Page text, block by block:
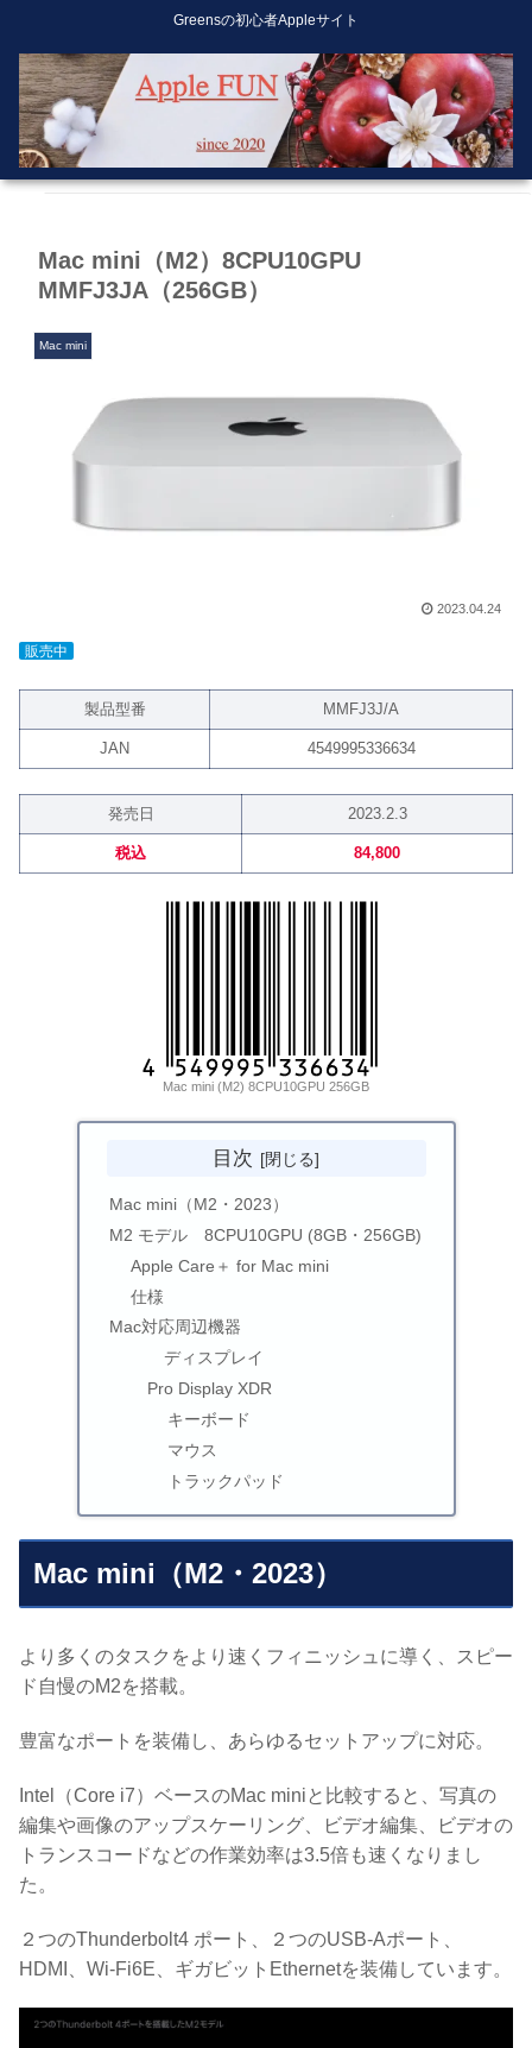
Greensの初心者Appleサイト
Mac mini（M2）8CPU10GPU
MMFJ3JA（256GB）
Mac mini
2023.04.24
販売中
製品型番 MMFJ3J/A
JAN 4549995336634
発売日 2023.2.3
税込 84,800
Mac mini (M2) 8CPU10GPU 256GB
目次
Mac mini（M2・2023）
M2 モデル 8CPU10GPU (8GB・256GB)
Apple Care＋ for Mac mini
仕様
Mac対応周辺機器
ディスプレイ
Pro Display XDR
キーボード
マウス
トラックパッド
Mac mini（M2・2023）
より多くのタスクをより速くフィニッシュに導く、スピー
ド自慢のM2を搭載。
豊富なポートを装備し、あらゆるセットアップに対応。
Intel（Core i7）ベースのMac miniと比較すると、写真の
編集や画像のアップスケーリング、ビデオ編集、ビデオの
トランスコードなどの作業効率は3.5倍も速くなりまし
た。
２つのThunderbolt4 ポート、２つのUSB-Aポート、
HDMI、Wi-Fi6E、ギガビットEthernetを装備しています。